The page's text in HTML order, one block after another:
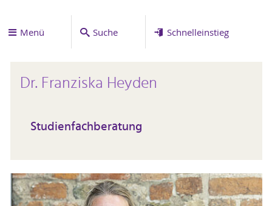
Menü Suche Schnelleinstieg
Dr. Franziska Heyden
Studienfachberatung